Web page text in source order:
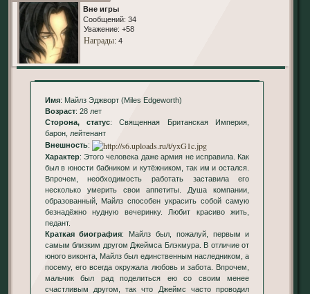
Вне игры
Сообщений: 34
Уважение: +58
Награды: 4
Имя: Майлз Эджворт (Miles Edgeworth)
Возраст: 28 лет
Сторона, статус: Священная Британская Империя,
барон, лейтенант
Внешность:
Характер: Этого человека даже армия не исправила. Как
был в юности бабником и кутёжником, так им и остался.
Впрочем, необходимость работать заставила его
несколько умерить свои аппетиты. Душа компании,
образованный, Майлз способен украсить собой самую
безнадёжно нудную вечеринку. Любит красиво жить,
педант.
Краткая биография: Майлз был, пожалуй, первым и
самым близким другом Джеймса Блэкмура. В отличие от
юного виконта, Майлз был единственным наследником, а
посему, его всегда окружала любовь и забота. Впрочем,
мальчик был рад поделиться ею со своим менее
счастливым другом, так что Джеймс часто проводил